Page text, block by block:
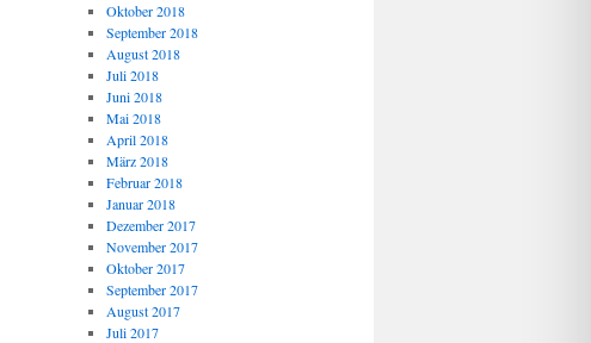
Oktober 2018
September 2018
August 2018
Juli 2018
Juni 2018
Mai 2018
April 2018
März 2018
Februar 2018
Januar 2018
Dezember 2017
November 2017
Oktober 2017
September 2017
August 2017
Juli 2017